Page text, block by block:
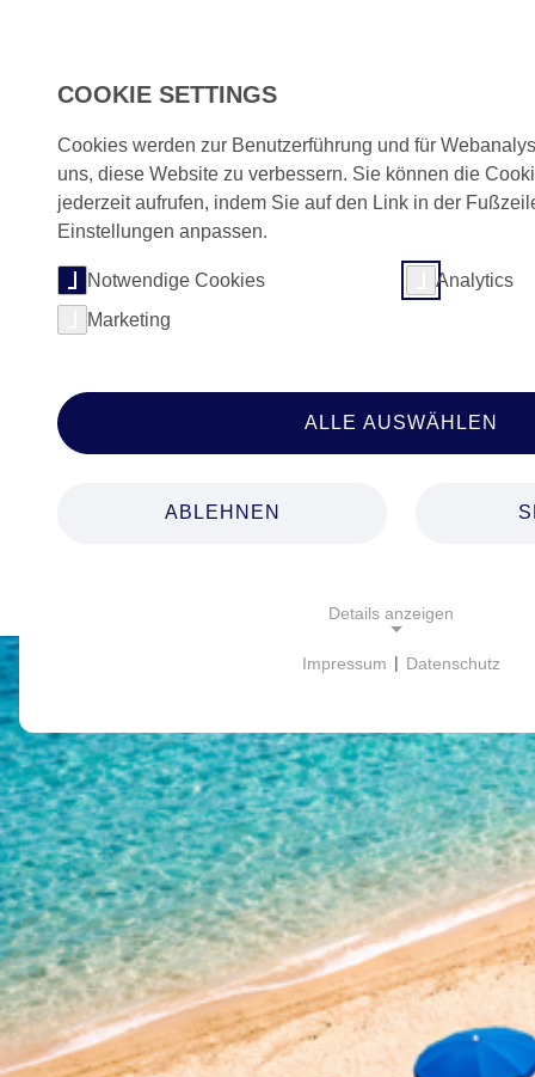
You are here:
Home Referenzen Über 6 Jahre
Über 6
Content
COOKIE SETTINGS
Cookies werden zur Benutzerführung und für
uns, diese Website zu verbessern. Sie können die
jederzeit aufrufen, indem Sie auf den Link in der
Einstellungen anpassen.
Notwendige Cookies
Analytics
Marketing
ALLE AUSWÄHLEN
ABLEHNEN
Details anzeigen
das ordnungsgemäße Funktionieren der Website
cookie_consent
Zweck:
This cookie stores the cookie
user.
Cookie Laufzeit: 1 year
ANALYTICS
Google Analytics
Impressum | Datenschutz